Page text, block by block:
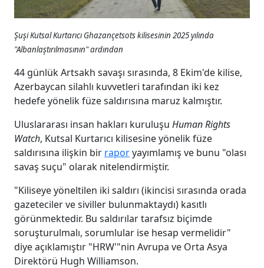
Şuşi Kutsal Kurtarıcı Ghazançetsots kilisesinin 2025 yılında
"Albanlaştırılmasının" ardından
44 günlük Artsakh savaşı sırasında, 8 Ekim'de kilise,
Azerbaycan silahlı kuvvetleri tarafından iki kez
hedefe yönelik füze saldırısına maruz kalmıştır.
Uluslararası insan hakları kuruluşu Human Rights
Watch, Kutsal Kurtarıcı kilisesine yönelik füze
saldırısına ilişkin bir raporyayımlamış ve bunu "olası
savaş suçu" olarak nitelendirmiştir.
"Kiliseye yöneltilen iki saldırı (ikincisi sırasında orada
gazeteciler ve siviller bulunmaktaydı) kasıtlı
görünmektedir. Bu saldırılar tarafsız biçimde
soruşturulmalı, sorumlular ise hesap vermelidir"
diye açıklamıştır "HRW'"nin Avrupa ve Orta Asya
Direktörü Hugh Williamson.